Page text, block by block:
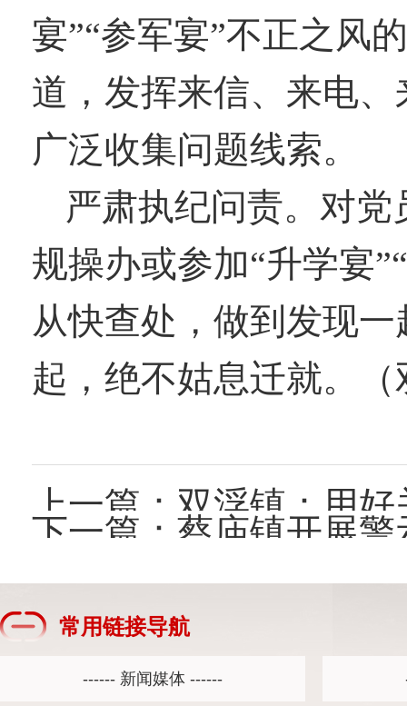
宴”“参军宴”不正之风
道， 发挥来信、来电
广泛收集问题线索。
严肃执纪问责。 对党
规操办或参加“升学宴
从快查处，做到 发现一
起 ，绝不姑息迁就。
上一篇： 双浮镇：用
下一篇： 蔡庙镇开展
常用链接导航